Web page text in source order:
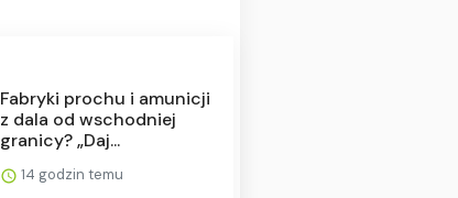
Fabryki prochu i amunicji
z dala od wschodniej
granicy? „Daj...
14 godzin temu